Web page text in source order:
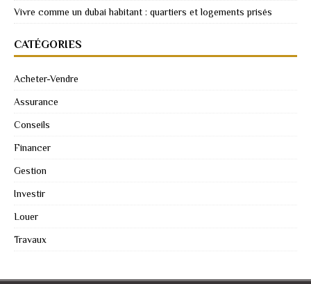
Vivre comme un dubai habitant : quartiers et logements prisés
CATÉGORIES
Acheter-Vendre
Assurance
Conseils
Financer
Gestion
Investir
Louer
Travaux